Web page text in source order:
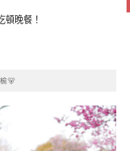
頓晚餐！
🐻